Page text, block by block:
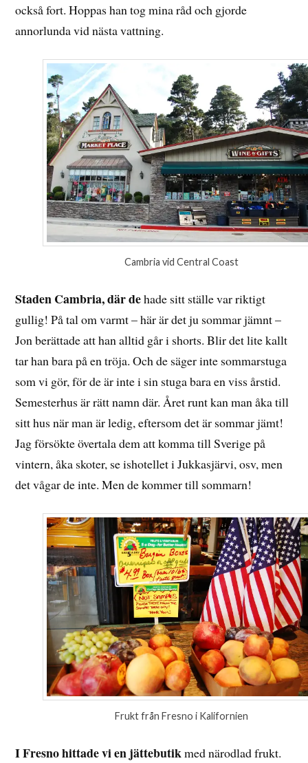
också fort. Hoppas han tog mina råd och gjorde
annorlunda vid nästa vattning.
Cambria vid Central Coast
Staden Cambria, där dehade sitt ställe var riktigt
gullig! På tal om varmt – här är det ju sommar jämnt –
Jon berättade att han alltid går i shorts. Blir det lite kallt
tar han bara på en tröja. Och de säger inte sommarstuga
som vi gör, för de är inte i sin stuga bara en viss årstid.
Semesterhus är rätt namn där. Året runt kan man åka till
sitt hus när man är ledig, eftersom det är sommar jämt!
Jag försökte övertala dem att komma till Sverige på
vintern, åka skoter, se ishotellet i Jukkasjärvi, osv, men
det vågar de inte. Men de kommer till sommarn!
Frukt från Fresno i Kalifornien
I Fresno hittade vi en jättebutikmed närodlad frukt.